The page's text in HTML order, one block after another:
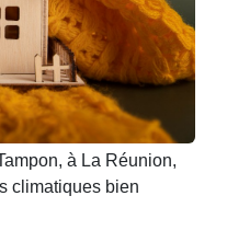
à La Réunion,
climatiques bien